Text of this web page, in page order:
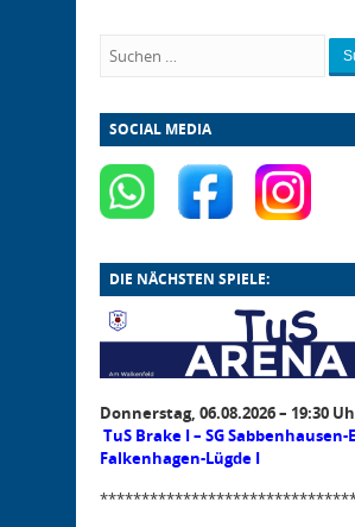
SOCIAL MEDIA
DIE NÄCHSTEN SPIELE:
Donnerstag, 06.08.2026 – 19:30
TuS Brake I – SG
Falkenhagen-Lügde I